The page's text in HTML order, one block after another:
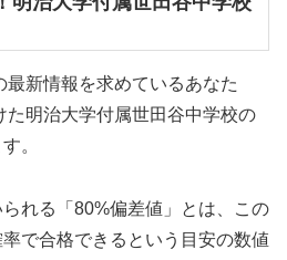
最新情報を求めているあなた
明治大学付属世田谷中学校の
。
れる「80%偏差値」とは、この
で合格できるという目安の数値